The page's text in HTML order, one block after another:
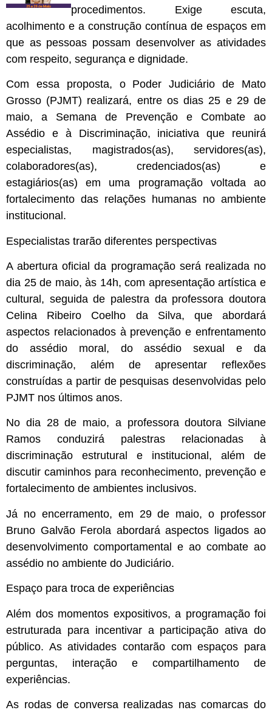
procedimentos. Exige escuta,
acolhimento e a construção contínua de espaços em
que as pessoas possam desenvolver as atividades
com respeito, segurança e dignidade.
Com essa proposta, o Poder Judiciário de Mato
Grosso (PJMT) realizará, entre os dias 25 e 29 de
maio, a Semana de Prevenção e Combate ao
Assédio e à Discriminação, iniciativa que reunirá
especialistas, magistrados(as), servidores(as),
colaboradores(as), credenciados(as) e
estagiários(as) em uma programação voltada ao
fortalecimento das relações humanas no ambiente
institucional.
Especialistas trarão diferentes perspectivas
A abertura oficial da programação será realizada no
dia 25 de maio, às 14h, com apresentação artística e
cultural, seguida de palestra da professora doutora
Celina Ribeiro Coelho da Silva, que abordará
aspectos relacionados à prevenção e enfrentamento
do assédio moral, do assédio sexual e da
discriminação, além de apresentar reflexões
construídas a partir de pesquisas desenvolvidas pelo
PJMT nos últimos anos.
No dia 28 de maio, a professora doutora Silviane
Ramos conduzirá palestras relacionadas à
discriminação estrutural e institucional, além de
discutir caminhos para reconhecimento, prevenção e
fortalecimento de ambientes inclusivos.
Já no encerramento, em 29 de maio, o professor
Bruno Galvão Ferola abordará aspectos ligados ao
desenvolvimento comportamental e ao combate ao
assédio no ambiente do Judiciário.
Espaço para troca de experiências
Além dos momentos expositivos, a programação foi
estruturada para incentivar a participação ativa do
público. As atividades contarão com espaços para
perguntas, interação e compartilhamento de
experiências.
As rodas de conversa realizadas nas comarcas do